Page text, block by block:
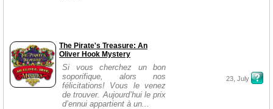
The Pirate's Treasure: An
Oliver Hook Mystery
Si vous cherchez un bon
soporifique, alors nos
félicitations! Vous le venez
de trouver. Aujourd’hui le prix
d’ennui appartient à un...
23, July